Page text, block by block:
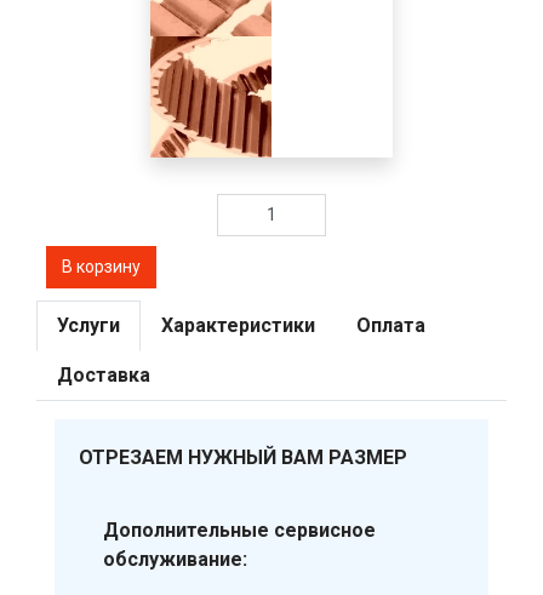
Услуги Характеристики Оплата
Доставка
ОТРЕЗАЕМ НУЖНЫЙ ВАМ РАЗМЕР
Дополнительные сервисное
обслуживание: